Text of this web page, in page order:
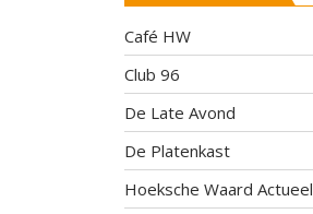
Café HW
Club 96
De Late Avond
De Platenkast
Hoeksche Waard Actueel